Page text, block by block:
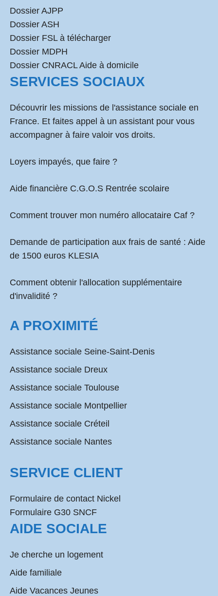
Dossier AJPP
Dossier ASH
Dossier FSL à télécharger
Dossier MDPH
Dossier CNRACL Aide à domicile
SERVICES SOCIAUX
Découvrir les missions de l'assistance sociale en
France. Et faites appel à un assistant pour vous
accompagner à faire valoir vos droits.
Loyers impayés, que faire ?
Aide financière C.G.O.S Rentrée scolaire
Comment trouver mon numéro allocataire Caf ?
Demande de participation aux frais de santé : Aide
de 1500 euros KLESIA
Comment obtenir l'allocation supplémentaire
d'invalidité ?
A PROXIMITÉ
Assistance sociale Seine-Saint-Denis
Assistance sociale Dreux
Assistance sociale Toulouse
Assistance sociale Montpellier
Assistance sociale Créteil
Assistance sociale Nantes
SERVICE CLIENT
Formulaire de contact Nickel
Formulaire G30 SNCF
AIDE SOCIALE
Je cherche un logement
Aide familiale
Aide Vacances Jeunes